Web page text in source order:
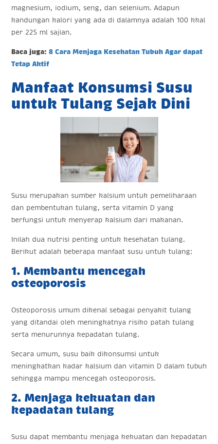
magnesium, iodium, seng, dan selenium. Adapun
kandungan kalori yang ada di dalamnya adalah 100 kkal
per 225 ml sajian.
Baca juga: 8 Cara Menjaga Kesehatan Tubuh Agar dapat
Tetap Aktif
Manfaat Konsumsi Susu
untuk Tulang Sejak Dini
Susu merupakan sumber kalsium untuk pemeliharaan
dan pembentukan tulang, serta vitamin D yang
berfungsi untuk menyerap kalsium dari makanan.
Inilah dua nutrisi penting untuk kesehatan tulang.
Berikut adalah beberapa manfaat susu untuk tulang:
1. Membantu mencegah
osteoporosis
Osteoporosis umum dikenal sebagai penyakit tulang
yang ditandai oleh meningkatnya risiko patah tulang
serta menurunnya kepadatan tulang.
Secara umum, susu baik dikonsumsi untuk
meningkatkan kadar kalsium dan vitamin D dalam tubuh
sehingga mampu mencegah osteoporosis.
2. Menjaga kekuatan dan
kepadatan tulang
Susu dapat membantu menjaga kekuatan dan kepadatan